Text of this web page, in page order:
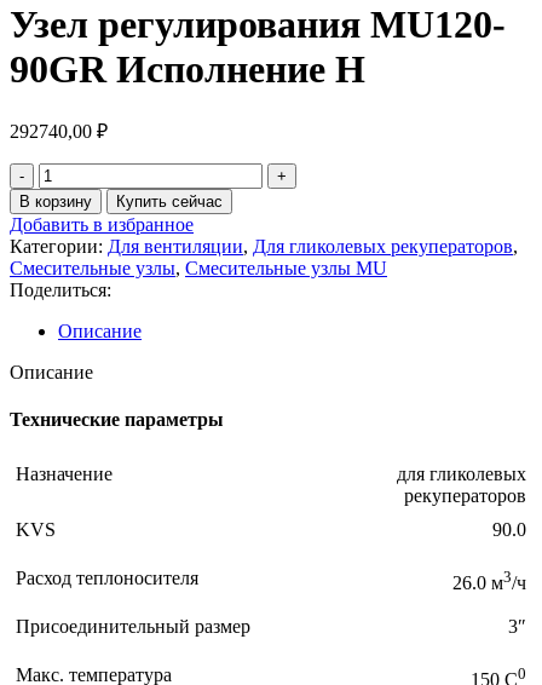
Узел регулирования MU120-
90GR Исполнение H
292740,00 ₽
В корзину Купить сейчас
Добавить в избранное
Категории: Для вентиляции, Для гликолевых рекуператоров,
Смесительные узлы, Смесительные узлы MU
Поделиться:
Описание
Описание
Технические параметры
Назначение
для гликолевых
рекуператоров
KVS
90.0
Расход теплоносителя 26.0 м3/ч
Присоединительный размер 3″
Макс. температура 150 C0